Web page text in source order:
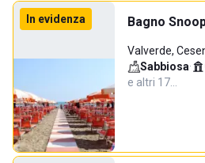
In evidenza Bagno
Valverde,
Sabbiosa·
e altri 17…